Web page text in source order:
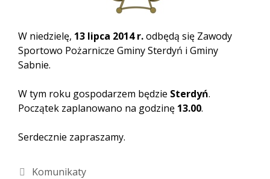
W niedzielę, 13 lipca 2014 r.odbędą się Zawody
Sportowo Pożarnicze Gminy Sterdyń i Gminy
Sabnie.
W tym roku gospodarzem będzie Sterdyń.
Początek zaplanowano na godzinę 13.00.
Serdecznie zapraszamy.
Kategorie
Komunikaty